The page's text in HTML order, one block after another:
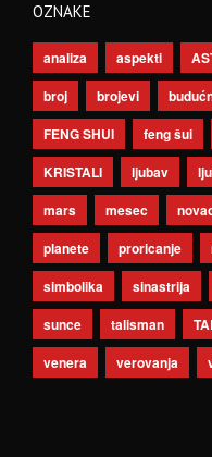
OZNAKE
analiza aspekti
broj
brojevi
FENG SHUI
feng šui
KRISTALI
ljubav
mars
mesec
planete
proricanje
simbolika
sinastrija
sunce
talisman
venera
verovanja